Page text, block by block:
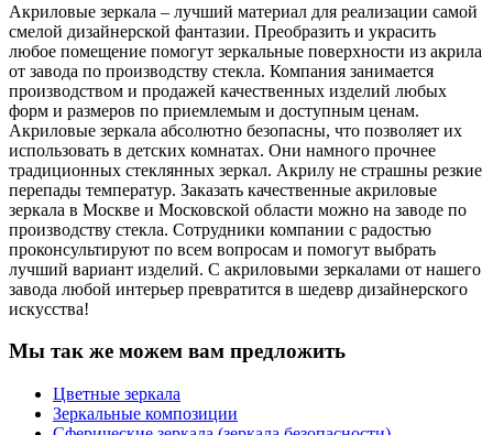
Акриловые зеркала – лучший материал для реализации самой
смелой дизайнерской фантазии. Преобразить и украсить
любое помещение помогут зеркальные поверхности из акрила
от завода по производству стекла. Компания занимается
производством и продажей качественных изделий любых
форм и размеров по приемлемым и доступным ценам.
Акриловые зеркала абсолютно безопасны, что позволяет их
использовать в детских комнатах. Они намного прочнее
традиционных стеклянных зеркал. Акрилу не страшны резкие
перепады температур. Заказать качественные акриловые
зеркала в Москве и Московской области можно на заводе по
производству стекла. Сотрудники компании с радостью
проконсультируют по всем вопросам и помогут выбрать
лучший вариант изделий. С акриловыми зеркалами от нашего
завода любой интерьер превратится в шедевр дизайнерского
искусства!
Мы так же можем вам предложить
Цветные зеркала
Зеркальные композиции